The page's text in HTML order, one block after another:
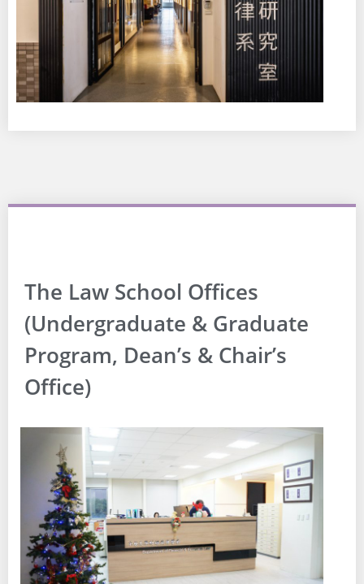
The Law School Offices
(Undergraduate & Graduate
Program, Dean’s & Chair’s
Office)